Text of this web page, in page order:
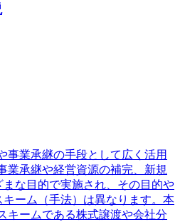
事業承継の手段として広く活用
業承継や経営資源の補完、新規
な目的で実施され、その目的や
ーム（手法）は異なります。本
キームである株式譲渡や会社分